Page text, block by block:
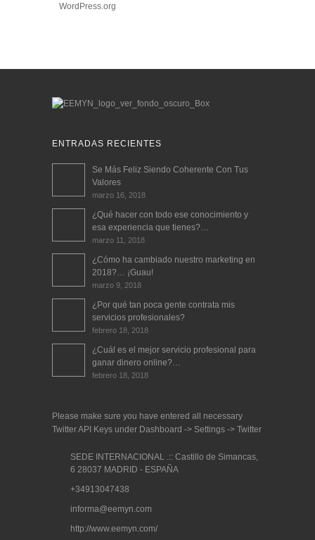
WordPress.org
ENTRADAS RECIENTES
Se Más Feliz Siendo Coherente Con Tus
Valores
marzo 16, 2018
¿Qué hacer con todo ese conocimiento y
esa experiencia que tienes?…
marzo 11, 2018
¿Cómo ha cambiado nuestro marketing en
2018?… ¡Guau!
marzo 9, 2018
¿Por qué tan poca gente contrata mis
servicios profesionales?
febrero 18, 2018
¿Cuál es el mejor servicio profesional para
ganar dinero online?…
febrero 18, 2018
Please make sure you have entered all necessary
Twitter API Keys under Dashboard -> Settings -> Twitter
SEDE INTERNACIONAL .:: Castillo de Simancas,
6 28037 MADRID - ESPAÑA
+34913047438
informa@eemyn.com
http://www.eemyn.com/